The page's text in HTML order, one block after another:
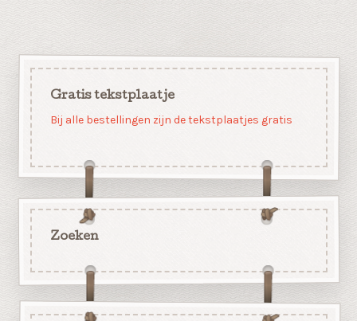
Gratis tekstplaatje
Bij alle bestellingen zijn de tekstplaatjes gratis
Zoeken